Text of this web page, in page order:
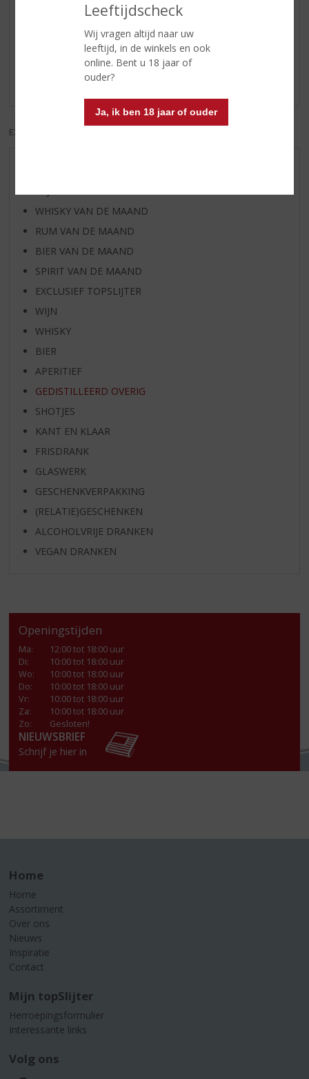
Leeftijdscheck
Wij vragen altijd naar uw
leeftijd, in de winkels en ook
online. Bent u 18 jaar of
ouder?
Ja, ik ben 18 jaar of ouder
Reviews
Schrijf een review
Er zijn nog geen reviews geplaatst voor dit product
EXCL. BTW
WHISKY VAN DE MAAND
RUM VAN DE MAAND
BIER VAN DE MAAND
SPIRIT VAN DE MAAND
EXCLUSIEF TOPSLIJTER
WIJN
WHISKY
BIER
APERITIEF
GEDISTILLEERD OVERIG
SHOTJES
KANT EN KLAAR
FRISDRANK
GLASWERK
GESCHENKVERPAKKING
(RELATIE)GESCHENKEN
ALCOHOLVRIJE DRANKEN
VEGAN DRANKEN
Openingstijden
Ma:
12:00 tot 18:00 uur
Di:
10:00 tot 18:00 uur
Wo:
10:00 tot 18:00 uur
Do:
10:00 tot 18:00 uur
Vr:
10:00 tot 18:00 uur
Za:
10:00 tot 18:00 uur
Zo:
Gesloten!
NIEUWSBRIEF
Schrijf je hier in
Home
Home
Assortiment
Over ons
Nieuws
Inspiratie
Contact
Mijn topSlijter
Herroepingsformulier
Interessante links
Volg ons